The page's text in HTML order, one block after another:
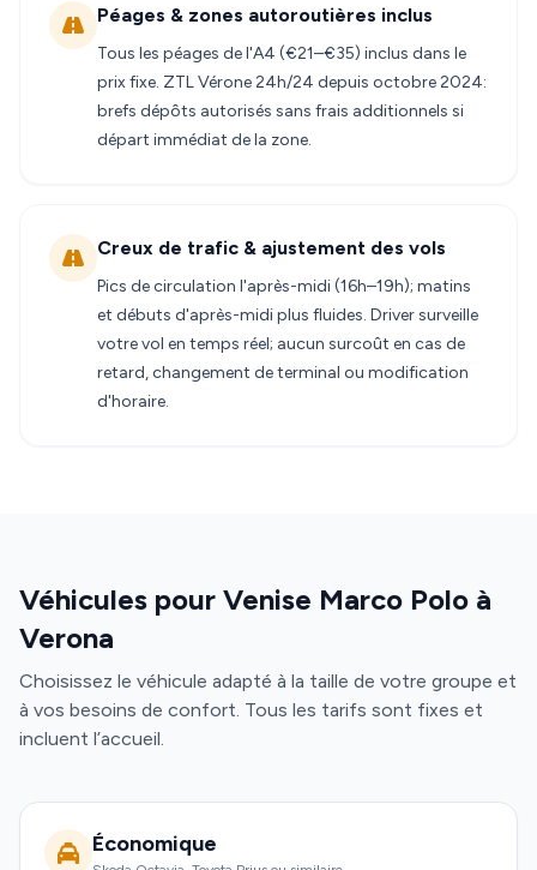
Péages & zones autoroutières inclus
Tous les péages de l'A4 (€21–€35) inclus dans le
prix fixe. ZTL Vérone 24h/24 depuis octobre 2024:
brefs dépôts autorisés sans frais additionnels si
départ immédiat de la zone.
Creux de trafic & ajustement des vols
Pics de circulation l'après-midi (16h–19h); matins
et débuts d'après-midi plus fluides. Driver surveille
votre vol en temps réel; aucun surcoût en cas de
retard, changement de terminal ou modification
d'horaire.
Véhicules pour Venise Marco Polo à
Verona
Choisissez le véhicule adapté à la taille de votre groupe et
à vos besoins de confort. Tous les tarifs sont fixes et
incluent l’accueil.
Économique